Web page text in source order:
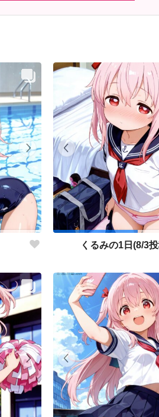
くるみの1日(8/3